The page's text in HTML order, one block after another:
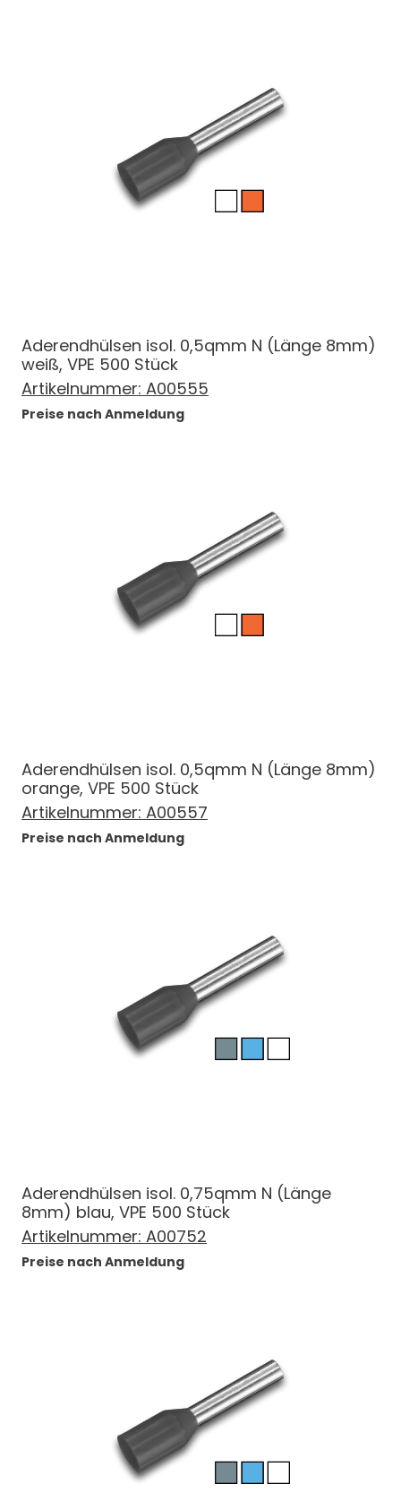
Aderendhülsen isol. 0,5qmm N (Länge 8mm)
weiß, VPE 500 Stück
Artikelnummer: A00555
Preise nach Anmeldung
Aderendhülsen isol. 0,5qmm N (Länge 8mm)
orange, VPE 500 Stück
Artikelnummer: A00557
Preise nach Anmeldung
Aderendhülsen isol. 0,75qmm N (Länge
8mm) blau, VPE 500 Stück
Artikelnummer: A00752
Preise nach Anmeldung